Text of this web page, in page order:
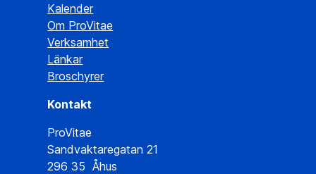
Kalender
Om ProVitae
Verksamhet
Länkar
Broschyrer
Kontakt
ProVitae
Sandvaktaregatan 21
296 35 Åhus